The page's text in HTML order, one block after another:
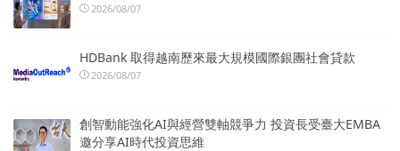
2026/08/07
HDBank 取得越南歷來最大規模國際銀團社會貸款
2026/08/07
創智動能強化AI與經營雙軸競爭力 投資長受臺大EMBA
邀分享AI時代投資思維